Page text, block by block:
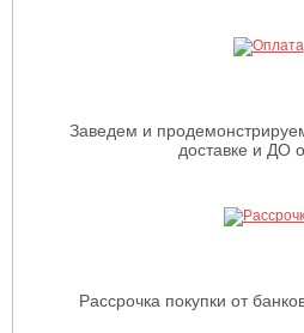
Заведем и
доставке и ДО
Рассрочка покупки от